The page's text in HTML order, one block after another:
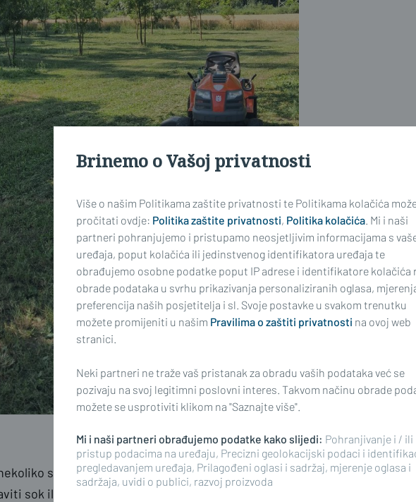
stabala i ne treba mi previše. Sretan sam što
sok ili ispeći kolač i to mi je dovoljno. - ističe
Brinemo o Vašoj privatnosti
Više o našim Politikama zaštite privatnosti te Politikama kolačića
pročitati ovdje: Politika zaštite privatnosti, Politika kolačića . Mi i naši
partneri pohranjujemo i pristupamo neosjetljivim informacijama s
uređaja, poput kolačića ili jedinstvenog identifikatora uređaja te
obrađujemo osobne podatke poput IP adrese i identifikatore kolačića
obrade podataka u svrhu prikazivanja personaliziranih oglasa,
preferencija naših posjetitelja i sl. Svoje postavke u svakom trenutku
možete promijeniti u našim Pravilima o zaštiti privatnosti na ovoj web
stranici.
Neki partneri ne traže vaš pristanak za obradu vaših podataka već se
pozivaju na svoj legitimni poslovni interes. Takvom načinu obrade
možete se usprotiviti klikom na "Saznajte više".
Mi i naši partneri obrađujemo podatke kako slijedi: Pohranjivanje i / ili
pristup podacima na uređaju, Precizni geolokacijski podaci i
pregledavanjem uređaja, Prilagođeni oglasi i sadržaj, mjerenje oglasa i
sadržaja, uvidi o publici, razvoj proizvoda